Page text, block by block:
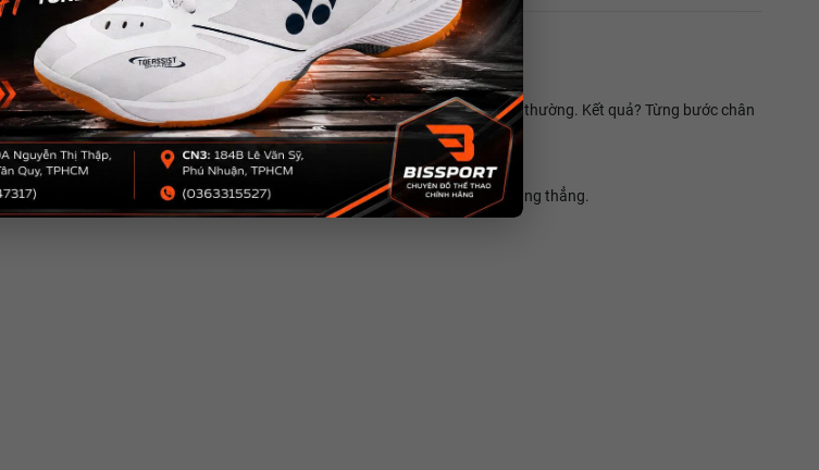
thụ chấn động gấp 3 lần và hoàn trả nhanh hơn 28% so với vật liệu thông thường. Kết quả? Từng bước chân
tăng cường lưu thông máu – cực kỳ cần thiết sau những giờ vận động căng thẳng.